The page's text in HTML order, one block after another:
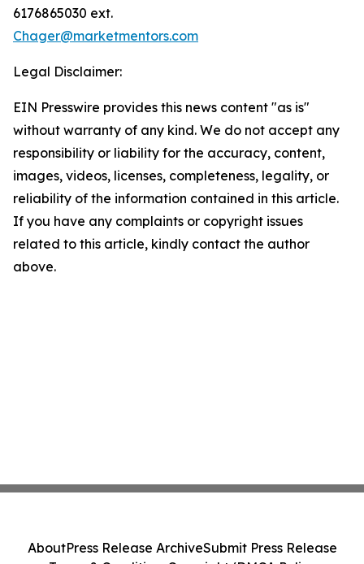
6176865030 ext.
Chager@marketmentors.com
Legal Disclaimer:
EIN Presswire provides this news content "as is"
without warranty of any kind. We do not accept any
responsibility or liability for the accuracy, content,
images, videos, licenses, completeness, legality, or
reliability of the information contained in this article.
If you have any complaints or copyright issues
related to this article, kindly contact the author
above.
AboutPress Release ArchiveSubmit Press Release